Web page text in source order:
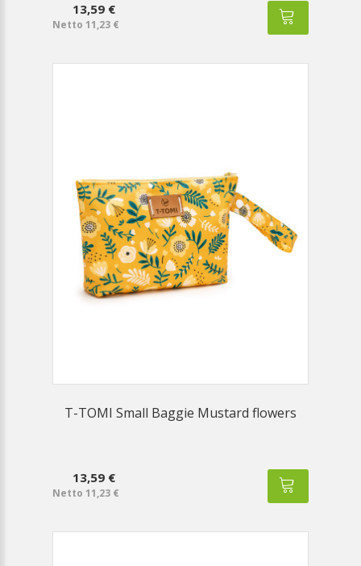
13,59 €
Netto 11,23 €
T-TOMI Small Baggie Mustard flowers
13,59 €
Netto 11,23 €